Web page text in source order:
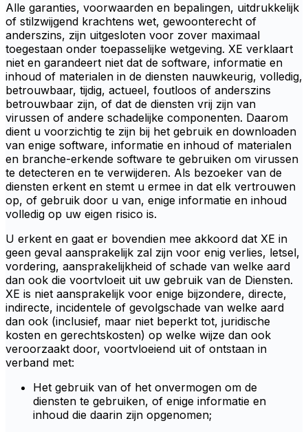
Alle garanties, voorwaarden en bepalingen, uitdrukkelijk
of stilzwijgend krachtens wet, gewoonterecht of
anderszins, zijn uitgesloten voor zover maximaal
toegestaan onder toepasselijke wetgeving. XE verklaart
niet en garandeert niet dat de software, informatie en
inhoud of materialen in de diensten nauwkeurig, volledig,
betrouwbaar, tijdig, actueel, foutloos of anderszins
betrouwbaar zijn, of dat de diensten vrij zijn van
virussen of andere schadelijke componenten. Daarom
dient u voorzichtig te zijn bij het gebruik en downloaden
van enige software, informatie en inhoud of materialen
en branche-erkende software te gebruiken om virussen
te detecteren en te verwijderen. Als bezoeker van de
diensten erkent en stemt u ermee in dat elk vertrouwen
op, of gebruik door u van, enige informatie en inhoud
volledig op uw eigen risico is.
U erkent en gaat er bovendien mee akkoord dat XE in
geen geval aansprakelijk zal zijn voor enig verlies, letsel,
vordering, aansprakelijkheid of schade van welke aard
dan ook die voortvloeit uit uw gebruik van de Diensten.
XE is niet aansprakelijk voor enige bijzondere, directe,
indirecte, incidentele of gevolgschade van welke aard
dan ook (inclusief, maar niet beperkt tot, juridische
kosten en gerechtskosten) op welke wijze dan ook
veroorzaakt door, voortvloeiend uit of ontstaan in
verband met:
Het gebruik van of het onvermogen om de
diensten te gebruiken, of enige informatie en
inhoud die daarin zijn opgenomen;